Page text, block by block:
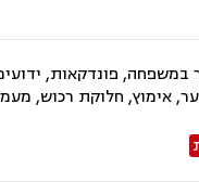
פונדקאות,
אימוץ, חלוקת רכוש,